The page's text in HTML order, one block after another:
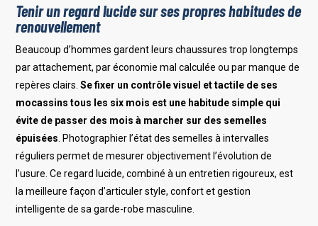
Tenir un regard lucide sur ses propres habitudes de
renouvellement
Beaucoup d’hommes gardent leurs chaussures trop longtemps
par attachement, par économie mal calculée ou par manque de
repères clairs.Se fixer un contrôle visuel et tactile de ses
mocassins tous les six mois est une habitude simple qui
évite de passer des mois à marcher sur des semelles
épuisées . Photographier l’état des semelles à intervalles
réguliers permet de mesurer objectivement l’évolution de
l’usure. Ce regard lucide, combiné à un entretien rigoureux, est
la meilleure façon d’articuler style, confort et gestion
intelligente de sa garde-robe masculine.